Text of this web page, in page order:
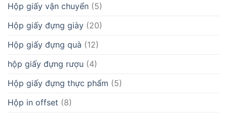
Hộp giấy vận chuyển (5)
Hộp giấy đựng giày (20)
Hộp giấy đựng quà (12)
hộp giấy đựng rượu (4)
Hộp giấy đựng thực phẩm (5)
Hộp in offset (8)